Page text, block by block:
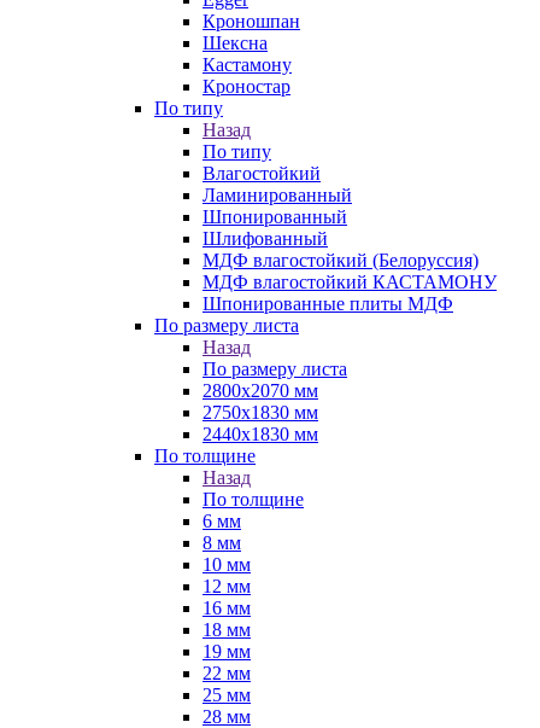
Кроношпан
Шексна
Кастамону
Кроностар
По типу
Назад
По типу
Влагостойкий
Ламинированный
Шпонированный
Шлифованный
МДФ влагостойкий (Белоруссия)
МДФ влагостойкий КАСТАМОНУ
Шпонированные плиты МДФ
По размеру листа
Назад
По размеру листа
2800х2070 мм
2750х1830 мм
2440х1830 мм
По толщине
Назад
По толщине
6 мм
8 мм
10 мм
12 мм
16 мм
18 мм
19 мм
22 мм
25 мм
28 мм